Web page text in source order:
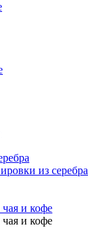
из серебра
чая и кофе
чая и кофе